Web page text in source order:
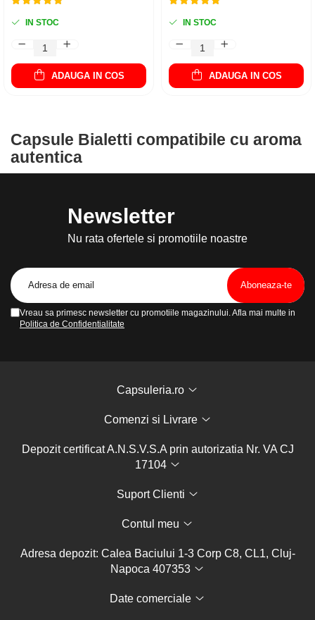
IN STOC
ADAUGA IN COS
IN STOC
ADAUGA IN COS
Capsule Bialetti compatibile cu aroma
autentica
Newsletter
Nu rata ofertele si promotiile noastre
Vreau sa primesc newsletter cu promotiile magazinului. Afla mai multe in
Politica de Confidentialitate
Capsuleria.ro
Comenzi si Livrare
Depozit certificat A.N.S.V.S.A prin autorizatia Nr. VA CJ
17104
Suport Clienti
Contul meu
Adresa depozit: Calea Baciului 1-3 Corp C8, CL1, Cluj-
Napoca 407353
Date comerciale